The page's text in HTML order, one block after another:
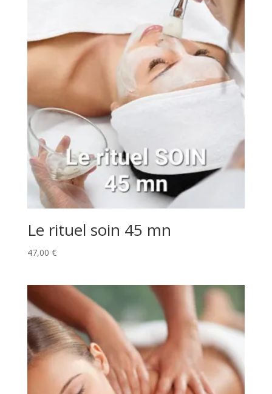
Le rituel soin 45 mn
47,00 €